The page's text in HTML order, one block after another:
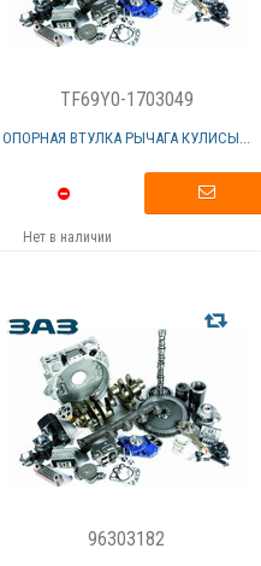
TF69Y0-1703049
ОПОРНАЯ ВТУЛКА РЫЧАГА КУЛИСЫ...
Нет в наличии
96303182